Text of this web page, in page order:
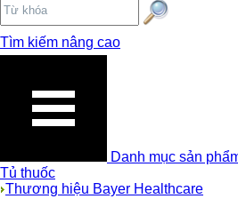
Tìm kiếm nâng cao
Danh mục sản
Tủ thuốc
Thương hiệu Bayer Healthcare